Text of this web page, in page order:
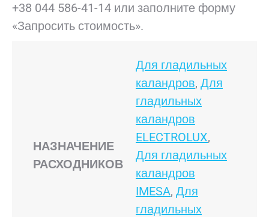
+38 044 586-41-14 или заполните форму
«Запросить стоимость».
НАЗНАЧЕНИЕ
РАСХОДНИКОВ
Для гладильных
каландров, Для
гладильных
каландров
ELECTROLUX,
Для гладильных
каландров
IMESA, Для
гладильных